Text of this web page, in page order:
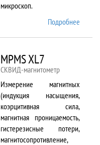
микроскоп.
Подробнее
MPMS XL7
СКВИД-магнитометр
Измерение магнитных
(индукция насыщения,
коэрцитивная сила,
магнитная проницаемость,
гистерезисные потери,
магнитосопротивление,